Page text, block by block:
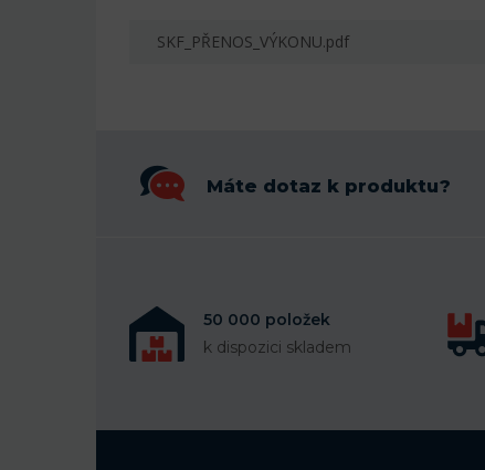
SKF_PŘENOS_VÝKONU.pdf
Máte dotaz k produktu?
50 000 položek
k dispozici skladem